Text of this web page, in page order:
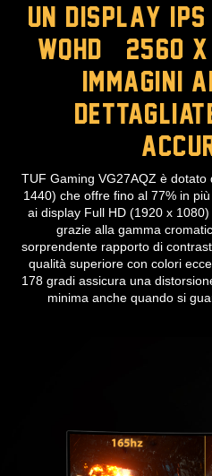
Un display
WQHD (2560
immagini
TUF Gaming VG27AQZ è
1440) che offre fino al 77% in
ai display Full HD (1920 x
grazie alla gamma
sorprendente rapporto di
qualità superiore con colori
178 gradi assicura una
minima anche quando si